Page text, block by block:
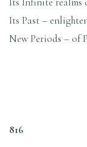
Its Past –
New Periods – of
816